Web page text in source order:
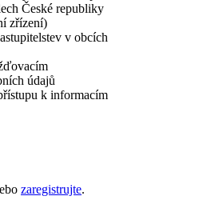
České republiky
zřízení)
v obcích
údajů
k informacím
zaregistrujte.